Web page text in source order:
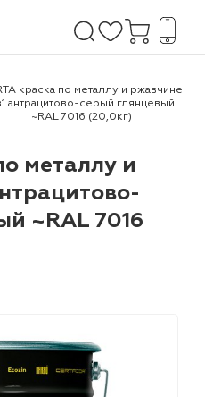
краска по металлу и ржавчине
антрацитово-серый глянцевый
~RAL 7016 (20,0кг)
металлу и
~RAL 7016